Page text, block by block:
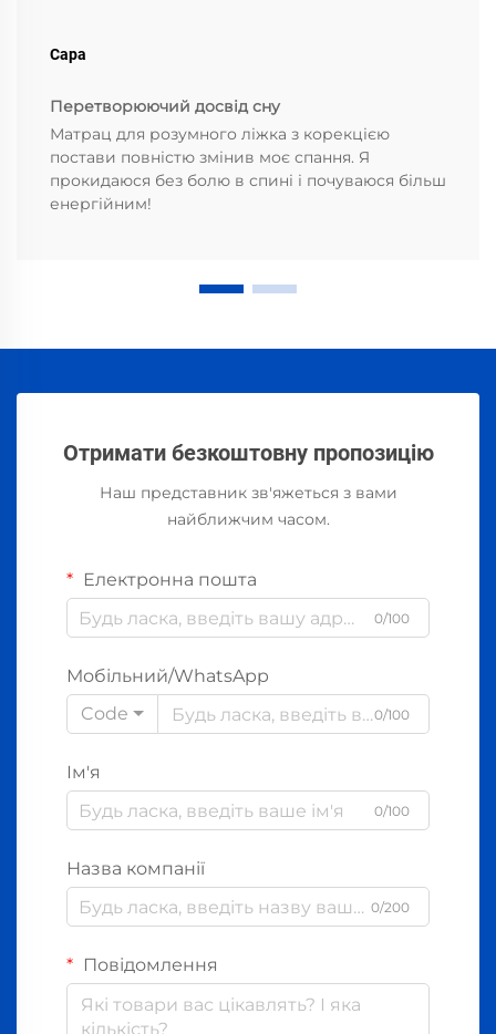
Сара
Перетворюючий досвід сну
Матрац для розумного ліжка з корекцією
постави повністю змінив моє спання. Я
прокидаюся без болю в спині і почуваюся більш
енергійним!
Отримати безкоштовну пропозицію
Наш представник зв'яжеться з вами
найближчим часом.
Електронна пошта
0/100
Мобільний/WhatsApp
Code
0/100
Ім'я
0/100
Назва компанії
0/200
Повідомлення